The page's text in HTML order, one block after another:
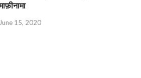
June 15, 2020